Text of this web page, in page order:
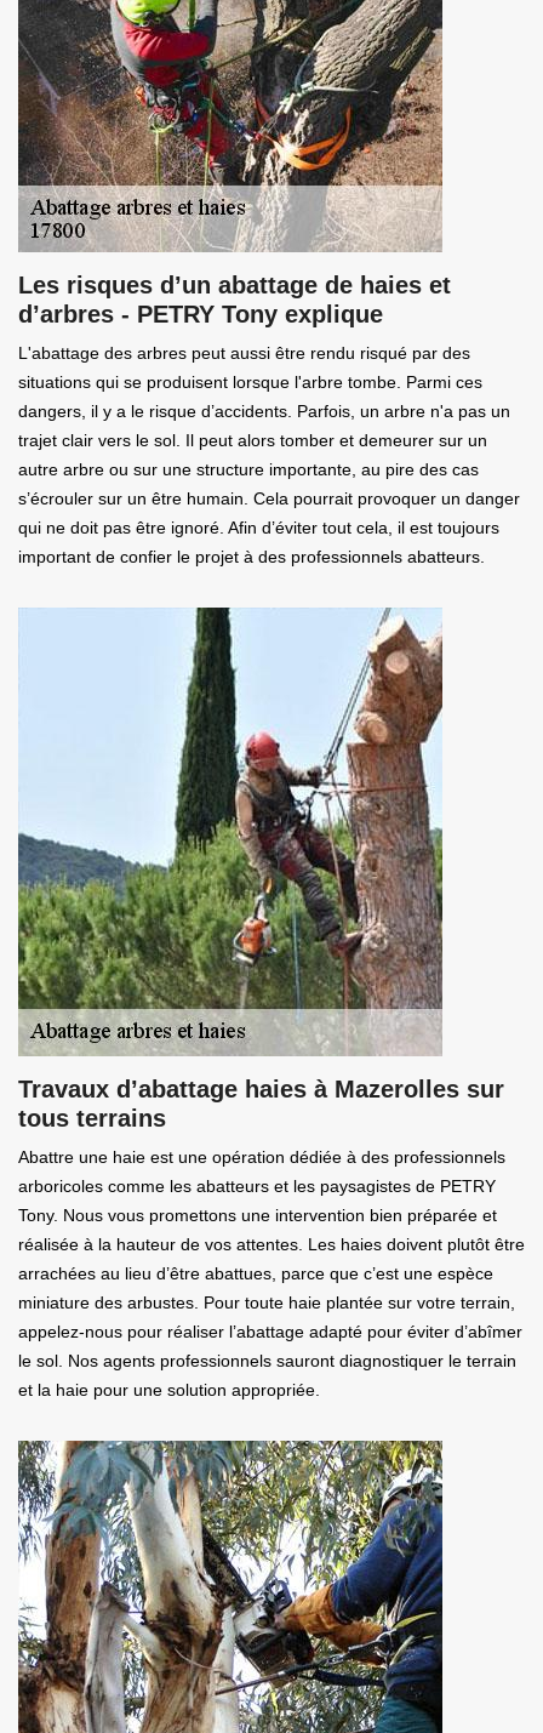
Les risques d’un abattage de haies et
d’arbres - PETRY Tony explique
L'abattage des arbres peut aussi être rendu risqué par des
situations qui se produisent lorsque l'arbre tombe. Parmi ces
dangers, il y a le risque d’accidents. Parfois, un arbre n'a pas un
trajet clair vers le sol. Il peut alors tomber et demeurer sur un
autre arbre ou sur une structure importante, au pire des cas
s’écrouler sur un être humain. Cela pourrait provoquer un danger
qui ne doit pas être ignoré. Afin d’éviter tout cela, il est toujours
important de confier le projet à des professionnels abatteurs.
Travaux d’abattage haies à Mazerolles sur
tous terrains
Abattre une haie est une opération dédiée à des professionnels
arboricoles comme les abatteurs et les paysagistes de PETRY
Tony. Nous vous promettons une intervention bien préparée et
réalisée à la hauteur de vos attentes. Les haies doivent plutôt être
arrachées au lieu d’être abattues, parce que c’est une espèce
miniature des arbustes. Pour toute haie plantée sur votre terrain,
appelez-nous pour réaliser l’abattage adapté pour éviter d’abîmer
le sol. Nos agents professionnels sauront diagnostiquer le terrain
et la haie pour une solution appropriée.